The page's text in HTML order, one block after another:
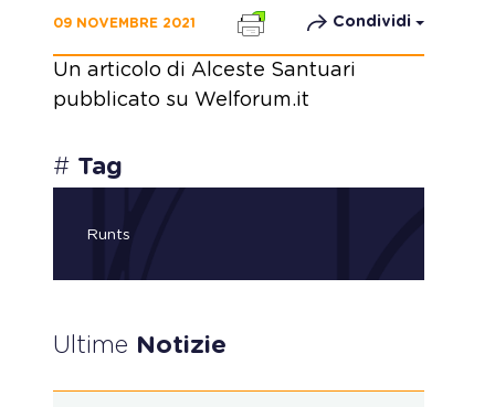
09 NOVEMBRE 2021 Condividi
Un articolo di Alceste Santuari
pubblicato su Welforum.it
# Tag
Runts
Ultime Notizie